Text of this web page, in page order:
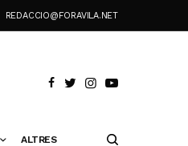
REDACCIO@FORAVILA.NET
ALTRES